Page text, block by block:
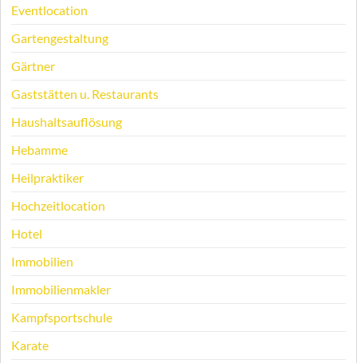
Eventlocation
Gartengestaltung
Gärtner
Gaststätten u. Restaurants
Haushaltsauflösung
Hebamme
Heilpraktiker
Hochzeitlocation
Hotel
Immobilien
Immobilienmakler
Kampfsportschule
Karate